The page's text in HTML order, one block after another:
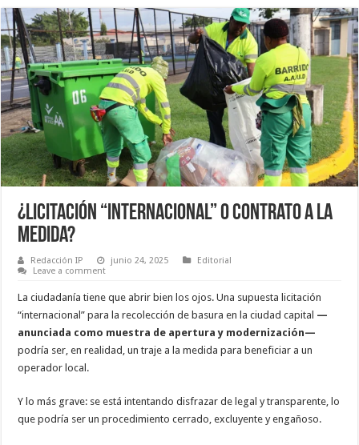
¿Licitación “Internacional” o Contrato a la
Medida?
Redacción IP junio 24, 2025
Editorial
Leave a comment
La ciudadanía tiene que abrir bien los ojos. Una supuesta licitación
“internacional” para la recolección de basura en la ciudad capital —
anunciada como muestra de apertura y modernización—
podría ser, en realidad, un traje a la medida para beneficiar a un
operador local.
Y lo más grave: se está intentando disfrazar de legal y transparente, lo
que podría ser un procedimiento cerrado, excluyente y engañoso.